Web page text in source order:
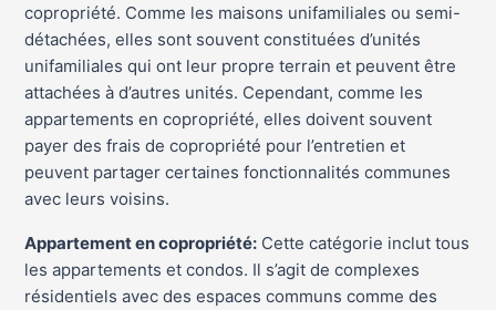
copropriété. Comme les maisons unifamiliales ou semi-
détachées, elles sont souvent constituées d’unités
unifamiliales qui ont leur propre terrain et peuvent être
attachées à d’autres unités. Cependant, comme les
appartements en copropriété, elles doivent souvent
payer des frais de copropriété pour l’entretien et
peuvent partager certaines fonctionnalités communes
avec leurs voisins.
Appartement en copropriété: Cette catégorie inclut tous
les appartements et condos. Il s’agit de complexes
résidentiels avec des espaces communs comme des